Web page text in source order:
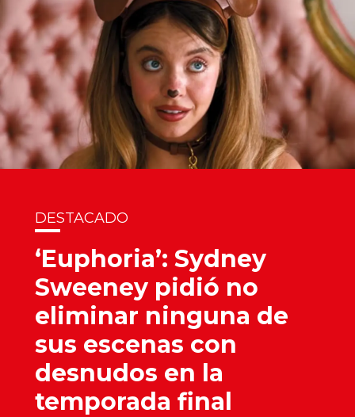
DESTACADO
‘Euphoria’: Sydney
Sweeney pidió no
eliminar ninguna de
sus escenas con
desnudos en la
temporada final